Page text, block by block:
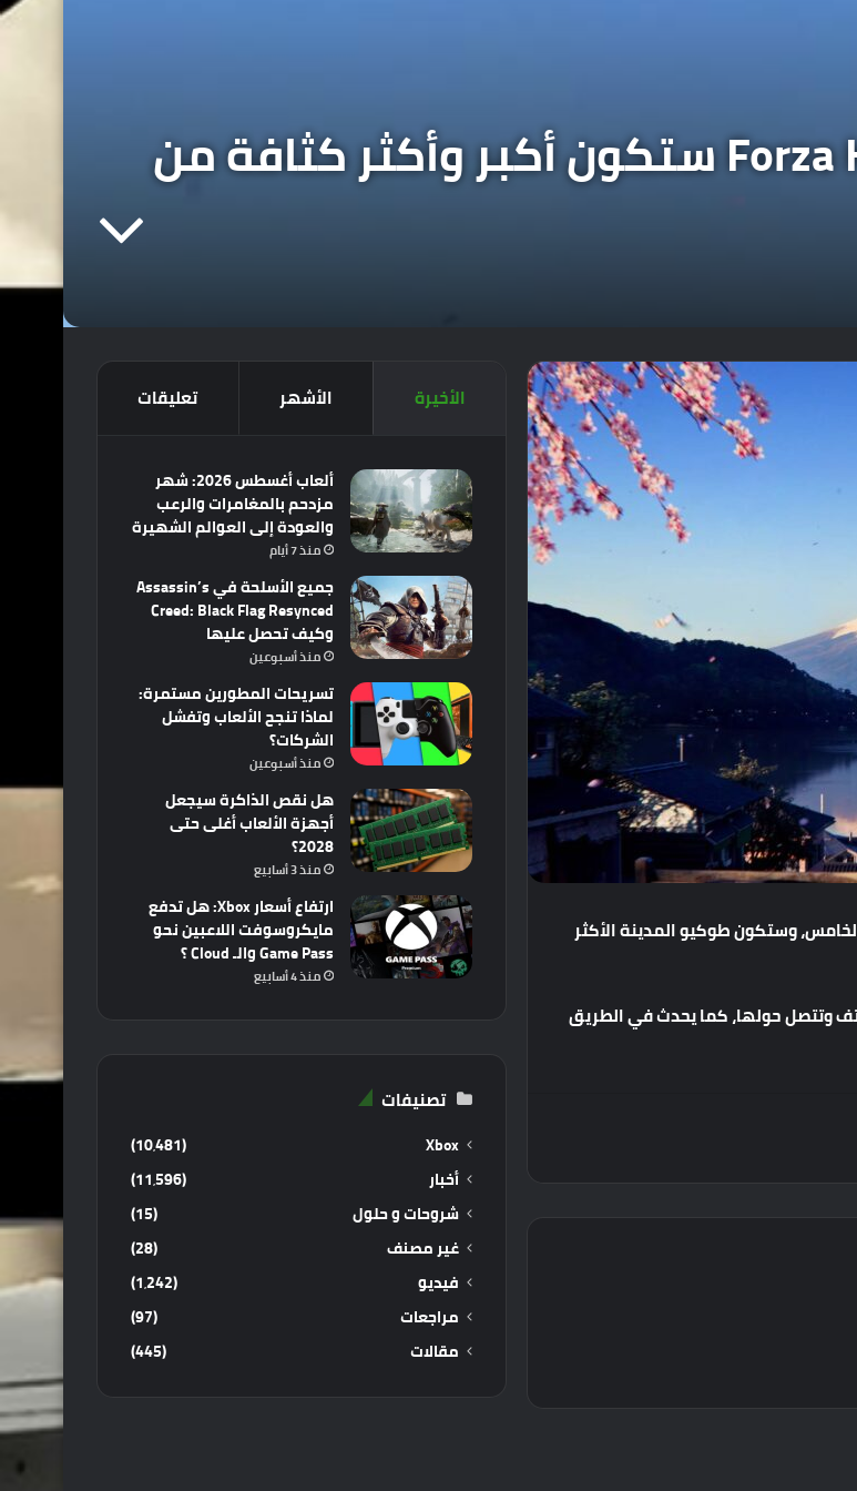
الخريطة في لعبة Forza Horizon 6 ستكون أكبر وأكثر كثافة من
وستكونطوكيوالمدينةالأكثر
وتتصلحولها،كمايحدثفيالطريق
الأخيرة الأشهر تعليقات
ألعاب أغسطس 2026: شهر
مزدحم بالمغامرات والرعب
والعودة إلى العوالم الشهيرة
منذ 7 أيام
جميع الأسلحة في Assassin’s
Creed: Black Flag Resynced
وكيف تحصل عليها
منذ أسبوعين
تسريحات المطورين مستمرة:
لماذا تنجح الألعاب وتفشل
الشركات؟
منذ أسبوعين
هل نقص الذاكرة سيجعل
أجهزة الألعاب أغلى حتى
2028؟
منذ 3 أسابيع
ارتفاع أسعار Xbox: هل تدفع
مايكروسوفت اللاعبين نحو
Game Pass والـ Cloud ؟
منذ 4 أسابيع
تصنيفات
Xbox
(10٬481)
أخبار
(11٬596)
شروحات و حلول
(15)
غير مصنف
(28)
فيديو
(1٬242)
مراجعات
(97)
مقالات
(445)